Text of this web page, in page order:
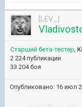
[LEV_]
Старший бета-тестер,
2 224 публикации
33 204 боя
Опубликовано: 16 июл